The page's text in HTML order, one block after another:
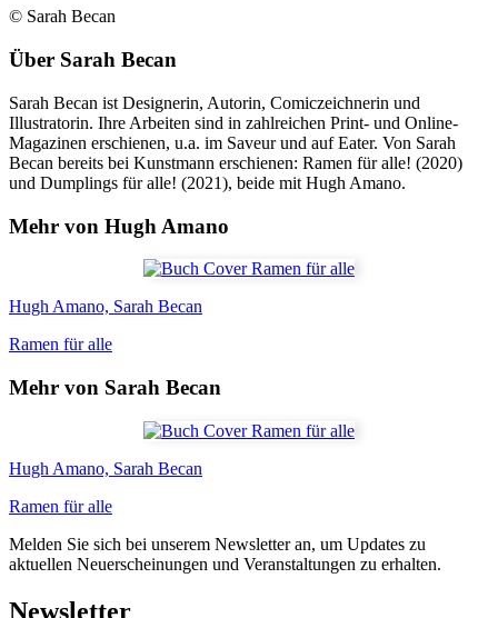
© Sarah Becan
Über Sarah Becan
Sarah Becan ist Designerin, Autorin, Comiczeichnerin und
Illustratorin. Ihre Arbeiten sind in zahlreichen Print- und Online-
Magazinen erschienen, u.a. im Saveur und auf Eater. Von Sarah
Becan bereits bei Kunstmann erschienen: Ramen für alle! (2020)
und Dumplings für alle! (2021), beide mit Hugh Amano.
Mehr von Hugh Amano
Hugh Amano, Sarah Becan
Ramen für alle
Mehr von Sarah Becan
Hugh Amano, Sarah Becan
Ramen für alle
Melden Sie sich bei unserem Newsletter an, um Updates zu
aktuellen Neuerscheinungen und Veranstaltungen zu erhalten.
Newsletter